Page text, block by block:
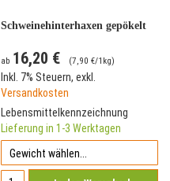
Schweinehinterhaxen gepökelt
ab 16,20 € (7,90 €/1kg)
Inkl. 7% Steuern, exkl.
Versandkosten
Lebensmittelkennzeichnung
Lieferung in 1-3 Werktagen